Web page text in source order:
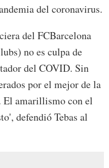
del coronavirus.
del FCBarcelona
no es culpa de
del COVID. Sin
por el mejor de la
El amarillismo con el
defendió Tebas al